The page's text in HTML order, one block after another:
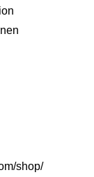
shop/